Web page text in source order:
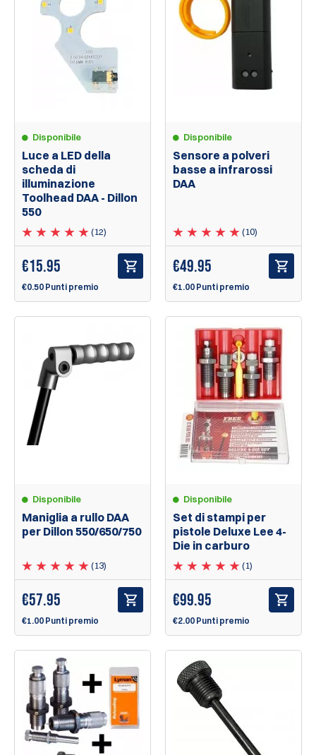
Disponibile
Luce a LED della
scheda di
illuminazione
Toolhead DAA - Dillon
550
(12)
€15.95
€0.50 Punti premio
Disponibile
Sensore a polveri
basse a infrarossi
DAA
(10)
€49.95
€1.00 Punti premio
Disponibile
Maniglia a rullo DAA
per Dillon 550/650/750
(13)
€57.95
€1.00 Punti premio
Disponibile
Set di stampi per
pistole Deluxe Lee 4-
Die in carburo
(1)
€99.95
€2.00 Punti premio